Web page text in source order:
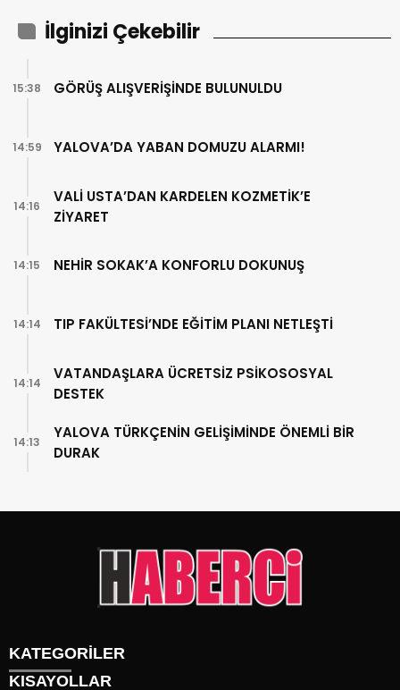
İlginizi Çekebilir
GÖRÜŞ ALIŞVERİŞİNDE BULUNULDU
15:38
YALOVA’DA YABAN DOMUZU ALARMI!
14:59
VALİ USTA’DAN KARDELEN KOZMETİK’E
ZİYARET
14:16
NEHİR SOKAK’A KONFORLU DOKUNUŞ
14:15
TIP FAKÜLTESİ’NDE EĞİTİM PLANI NETLEŞTİ
14:14
VATANDAŞLARA ÜCRETSİZ PSİKOSOSYAL
DESTEK
14:14
YALOVA TÜRKÇENİN GELİŞİMİNDE ÖNEMLİ BİR
DURAK
14:13
KATEGORİLER
KISAYOLLAR